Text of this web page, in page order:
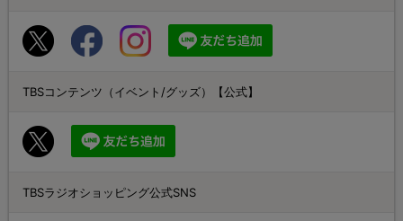
TBSコンテンツ（イベント/グッズ）【公式】
TBSラジオショッピング公式SNS